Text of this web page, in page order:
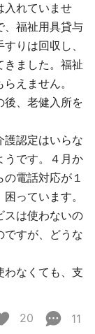
入れていませ
、福祉用具貸与
りは回収し、
きました。福祉
えません。
後、老健入所を
護認定はいらな
うです。４月か
電話対応が１
っています。
スは使わないの
ですが、どうな
わなくても、支
20
11